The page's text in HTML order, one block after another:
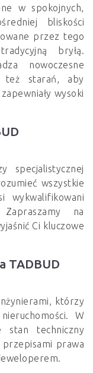
w spokojnych,
bliskości
przez tego
bryłą.
nowoczesne
też starań, aby
wysoki
specjalistycznej
wszystkie
wykwalifikowani
na
Ci kluczowe
TADBUD
którzy
W
stan techniczny
przepisami prawa